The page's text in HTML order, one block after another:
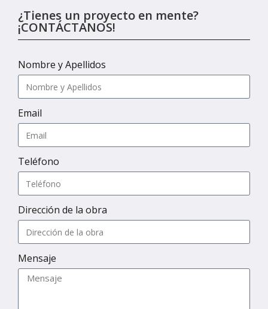
¿Tienes un proyecto en mente?
¡CONTÁCTANOS!
Nombre y Apellidos
Email
Teléfono
Dirección de la obra
Mensaje